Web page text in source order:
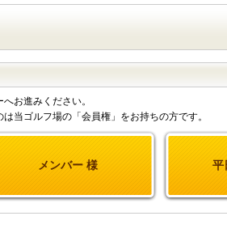
お進みください。
当ゴルフ場の「会員権」をお持ちの方です。
メンバー 様 平